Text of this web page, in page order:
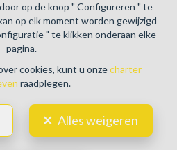
op de knop " Configureren " te
op elk moment worden gewijzigd
" te klikken onderaan elke
pagina.
cookies, kunt u onzecharter
raadplegen.
Alles weigeren
privéleven
configuratie
DESIGNED AND DEVELOPED BY